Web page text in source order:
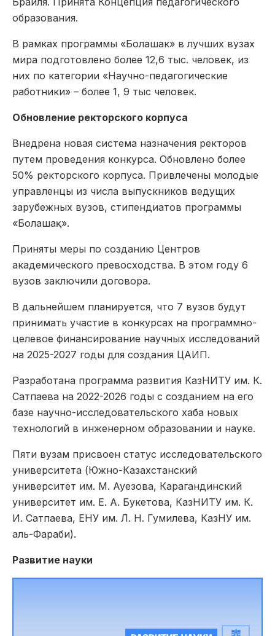
образования.
В рамках программы «Болашак» в лучших вузах
мира подготовлено более 12,6 тыс. человек, из
них по категории «Научно-педагогические
работники» – более 1, 9 тыс человек.
Обновление ректорского корпуса
Внедрена новая система назначения ректоров
путем проведения конкурса. Обновлено более
50% ректорского корпуса. Привлечены молодые
управленцы из числа выпускников ведущих
зарубежных вузов, стипендиатов программы
«Болашақ».
Приняты меры по созданию Центров
академического превосходства. В этом году 6
вузов заключили договора.
В дальнейшем планируется, что 7 вузов будут
принимать участие в конкурсах на программно-
целевое финансирование научных исследований
на 2025-2027 годы для создания ЦАИП.
Разработана программа развития КазНИТУ им. К.
Сатпаева на 2022-2026 годы с созданием на его
базе научно-исследовательского хаба новых
технологий в инженерном образовании и науке.
Пяти вузам присвоен статус исследовательского
университета (Южно-Казахстанский
университет им. М. Ауезова, Карагандинский
университет им. Е. А. Букетова, КазНИТУ им. К.
И. Сатпаева, ЕНУ им. Л. Н. Гумилева, КазНУ им.
аль-Фараби).
Развитие науки